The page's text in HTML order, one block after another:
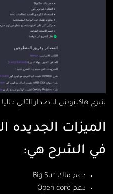
شرح هاكنتوش الاصدار الثاني حاليا
الميزات
في الشرح هي:
دعم ماك Big Sur
دعم Open core